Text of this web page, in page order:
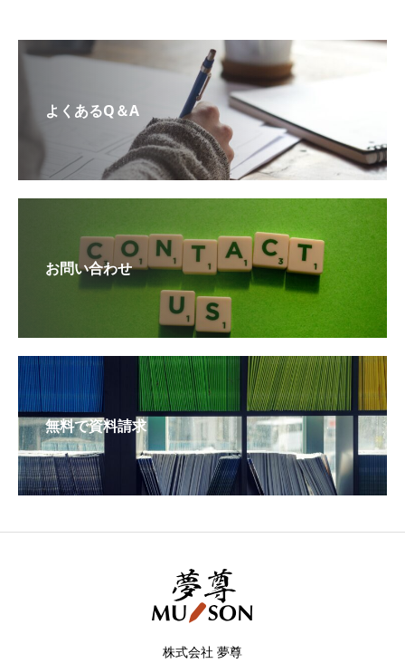
よくあるQ＆A
お問い合わせ
無料で資料請求
株式会社 夢尊